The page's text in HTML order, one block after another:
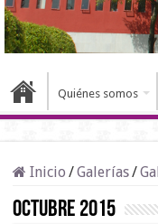
Quiénes somos
Inicio /Galerías/
Octubre 2015